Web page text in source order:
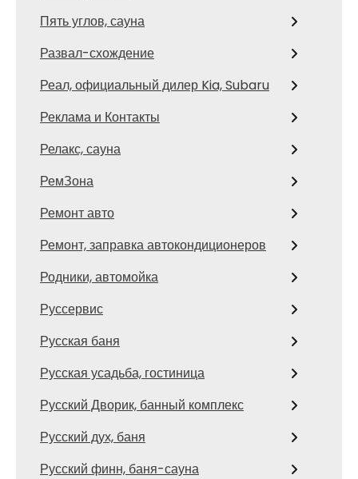
Пять углов, сауна
Развал-схождение
Реал, официальный дилер Kia, Subaru
Реклама и Контакты
Релакс, сауна
РемЗона
Ремонт авто
Ремонт, заправка автокондиционеров
Родники, автомойка
Руссервис
Русская баня
Русская усадьба, гостиница
Русский Дворик, банный комплекс
Русский дух, баня
Русский финн, баня-сауна